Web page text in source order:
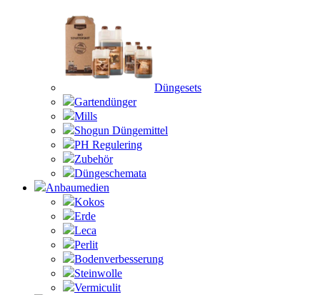
Düngesets
Gartendünger
Mills
Shogun Düngemittel
PH Regulering
Zubehör
Düngeschemata
Anbaumedien
Kokos
Erde
Leca
Perlit
Bodenverbesserung
Steinwolle
Vermiculit